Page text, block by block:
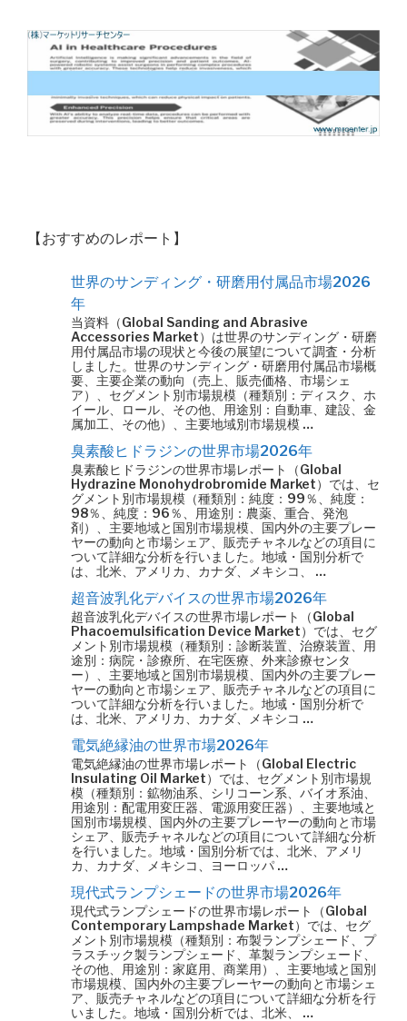
【おすすめのレポート】
世界のサンディング・研磨用付属品市場2026
年
当資料（Global Sanding and Abrasive
Accessories Market）は世界のサンディング・研磨
用付属品市場の現状と今後の展望について調査・分析
しました。世界のサンディング・研磨用付属品市場概
要、主要企業の動向（売上、販売価格、市場シェ
ア）、セグメント別市場規模（種類別：ディスク、ホ
イール、ロール、その他、用途別：自動車、建設、金
属加工、その他）、主要地域別市場規模 …
臭素酸ヒドラジンの世界市場2026年
臭素酸ヒドラジンの世界市場レポート（Global
Hydrazine Monohydrobromide Market）では、セ
グメント別市場規模（種類別：純度：99％、純度：
98％、純度：96％、用途別：農薬、重合、発泡
剤）、主要地域と国別市場規模、国内外の主要プレー
ヤーの動向と市場シェア、販売チャネルなどの項目に
ついて詳細な分析を行いました。地域・国別分析で
は、北米、アメリカ、カナダ、メキシコ、 …
超音波乳化デバイスの世界市場2026年
超音波乳化デバイスの世界市場レポート（Global
Phacoemulsification Device Market）では、セグ
メント別市場規模（種類別：診断装置、治療装置、用
途別：病院・診療所、在宅医療、外来診療センタ
ー）、主要地域と国別市場規模、国内外の主要プレー
ヤーの動向と市場シェア、販売チャネルなどの項目に
ついて詳細な分析を行いました。地域・国別分析で
は、北米、アメリカ、カナダ、メキシコ …
電気絶縁油の世界市場2026年
電気絶縁油の世界市場レポート（Global Electric
Insulating Oil Market）では、セグメント別市場規
模（種類別：鉱物油系、シリコーン系、バイオ系油、
用途別：配電用変圧器、電源用変圧器）、主要地域と
国別市場規模、国内外の主要プレーヤーの動向と市場
シェア、販売チャネルなどの項目について詳細な分析
を行いました。地域・国別分析では、北米、アメリ
カ、カナダ、メキシコ、ヨーロッパ …
現代式ランプシェードの世界市場2026年
現代式ランプシェードの世界市場レポート（Global
Contemporary Lampshade Market）では、セグ
メント別市場規模（種類別：布製ランプシェード、プ
ラスチック製ランプシェード、革製ランプシェード、
その他、用途別：家庭用、商業用）、主要地域と国別
市場規模、国内外の主要プレーヤーの動向と市場シェ
ア、販売チャネルなどの項目について詳細な分析を行
いました。地域・国別分析では、北米、 …